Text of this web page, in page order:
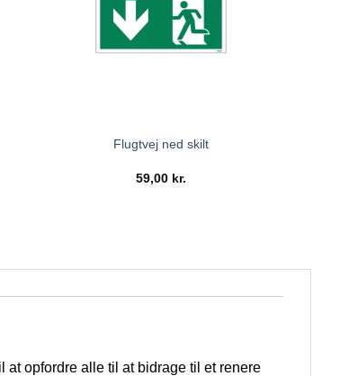
Flugtvej ned skilt
59,00 kr.
at opfordre alle til at bidrage til et renere